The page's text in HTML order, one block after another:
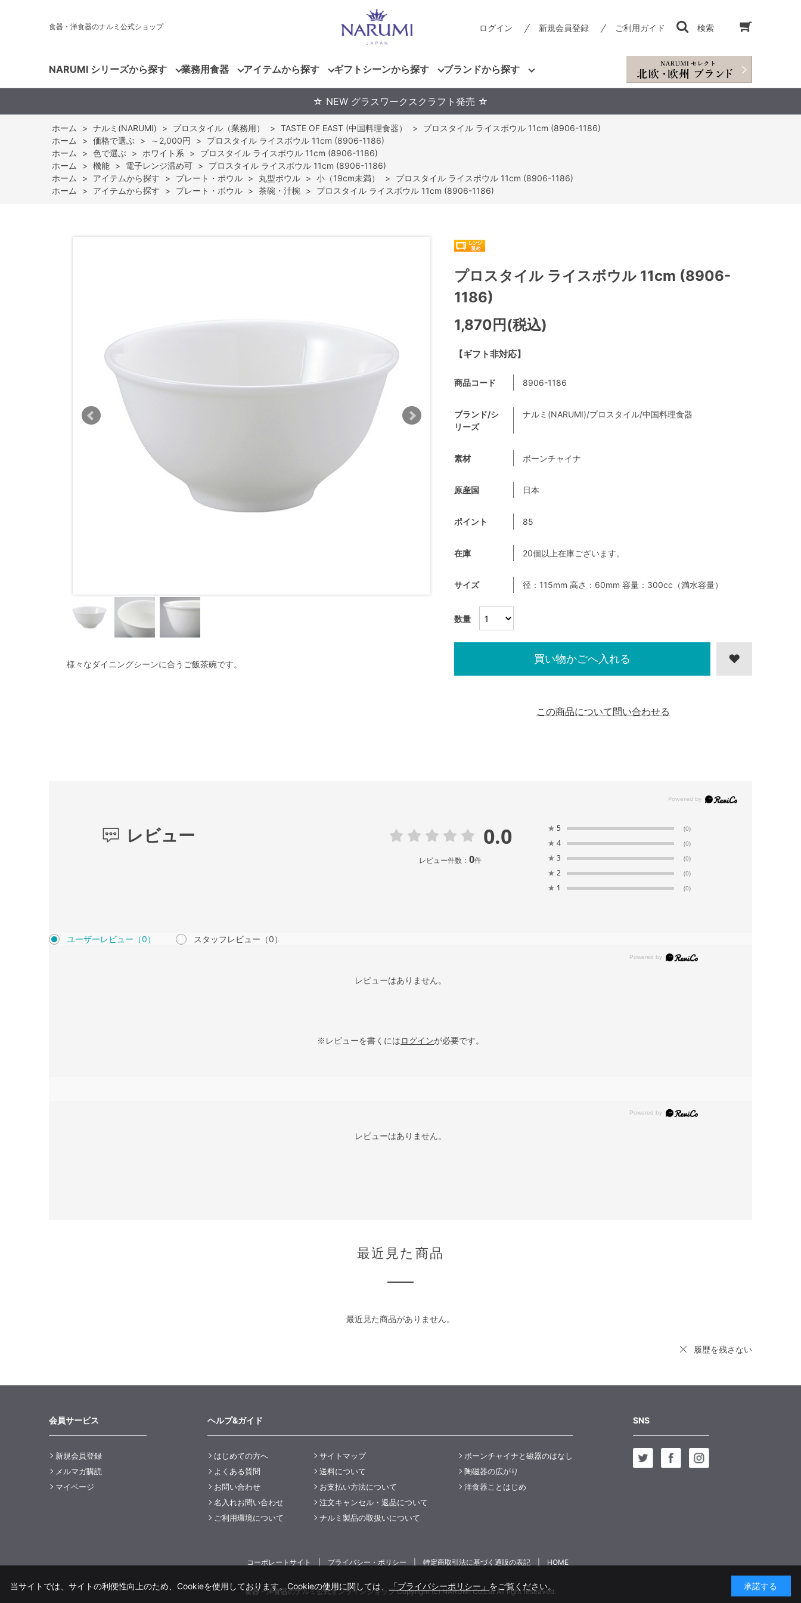
食器・洋食器のナルミ公式ショップ ログイン 新規会員登録 ご利用ガイド 検索
NARUMI シリーズから探す 業務用食器 アイテムから探す ギフトシーンから探す ブランドから探す
☆ NEW グラスワークスクラフト発売 ☆
ホーム > ナルミ(NARUMI) > プロスタイル（業務用） > TASTE OF EAST (中国料理食器） >
プロスタイル ライスボウル 11cm (8906-1186)
ホーム
> 価格で選ぶ > ～2,000円 >
プロスタイル ライスボウル 11cm (8906-1186)
ホーム
> 色で選ぶ > ホワイト系 >
プロスタイル ライスボウル 11cm (8906-1186)
ホーム
> 機能 > 電子レンジ温め可 >
プロスタイル ライスボウル 11cm (8906-1186)
ホーム
> アイテムから探す > プレート・ボウル > 丸型ボウル > 小（19cm未満） >
プロスタイル ライスボウル 11cm (8906-1186)
ホーム
> アイテムから探す > プレート・ボウル > 茶碗・汁椀 > プロスタイル ライスボウル 11cm (8906-1186)
様々なダイニングシーンに合うご飯茶碗です。
【ギフト非対応】
プロスタイル ライスボウル 11cm (8906-
1186)
1,870円(税込)
数量
商品コード 8906-1186
ブランド/シ
リーズ
ナルミ(NARUMI)/プロスタイル/中国料理食器
素材 ボーンチャイナ
原産国 日本
ポイント 85
在庫 20個以上在庫ございます。
サイズ 径：115mm 高さ：60mm 容量：300cc（満水容量）
買い物かごへ入れる
この商品について問い合わせる
レビュー 0.0
レビュー件数： 0件
★ 5 (0)
★ 4 (0)
★ 3 (0)
★ 2 (0)
★ 1 (0)
ユーザーレビュー （0） スタッフレビュー （0）
レビューはありません。
※レビューを書くにはログインが必要です。
レビューはありません。
最近見た商品
最近見た商品がありません。
履歴を残さない
会員サービス
新規会員登録
メルマガ購読
マイページ
ヘルプ&ガイド
はじめての方へ
よくある質問
お問い合わせ
名入れお問い合わせ
ご利用環境について
サイトマップ
送料について
お支払い方法について
注文キャンセル・返品について
ナルミ製品の取扱いについて
ボーンチャイナと磁器のはなし
陶磁器の広がり
洋食器ことはじめ
SNS
コーポレートサイト プライバシー・ポリシー 特定商取引法に基づく通販の表記 HOME
食器・洋食器のナルミ公式オンラインショップ Copyright (c) NARUMI Co,Ltd All right reseaved.
当サイトでは、サイトの利便性向上のため、Cookieを使用しております。Cookieの使用に関しては、 「プライバシーポリシー」 をご覧ください。 承諾する